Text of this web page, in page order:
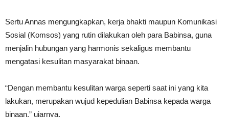
Sertu Annas mengungkapkan, kerja bhakti maupun Komunikasi
Sosial (Komsos) yang rutin dilakukan oleh para Babinsa, guna
menjalin hubungan yang harmonis sekaligus membantu
mengatasi kesulitan masyarakat binaan.
“Dengan membantu kesulitan warga seperti saat ini yang kita
lakukan, merupakan wujud kepedulian Babinsa kepada warga
binaan,” ujarnya.